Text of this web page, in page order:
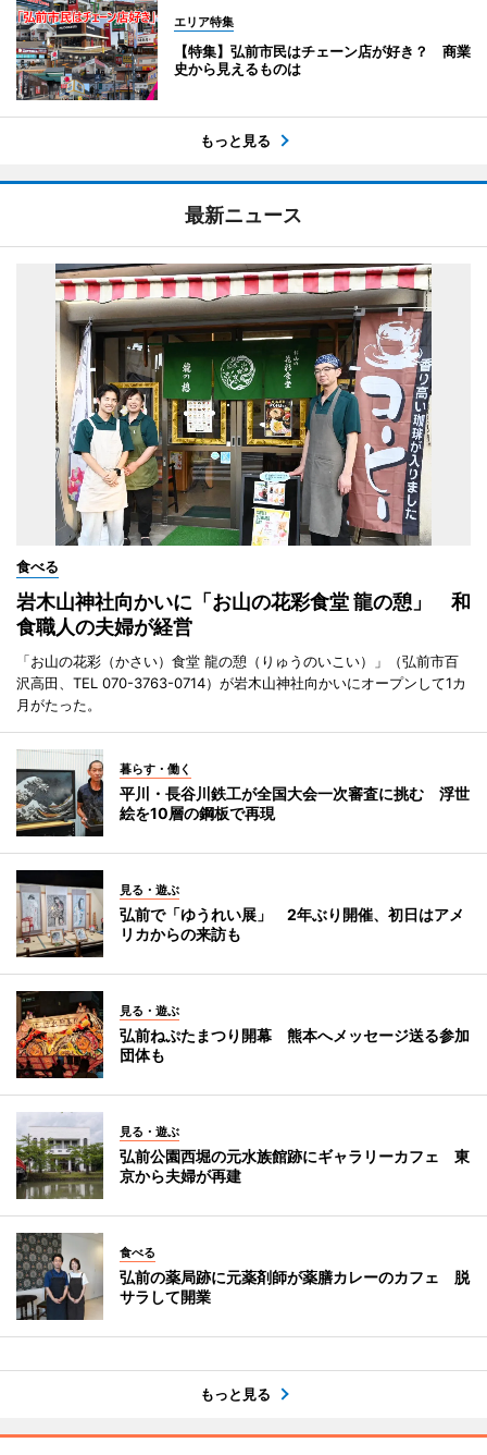
エリア特集
【特集】弘前市民はチェーン店が好き？ 商業
史から見えるものは
もっと見る
最新ニュース
食べる
岩木山神社向かいに「お山の花彩食堂 龍の憩」 和
食職人の夫婦が経営
「お山の花彩（かさい）食堂 龍の憩（りゅうのいこい）」（弘前市百
沢高田、TEL 070-3763-0714）が岩木山神社向かいにオープンして1カ
月がたった。
暮らす・働く
平川・長谷川鉄工が全国大会一次審査に挑む 浮世
絵を10層の鋼板で再現
見る・遊ぶ
弘前で「ゆうれい展」 2年ぶり開催、初日はアメ
リカからの来訪も
見る・遊ぶ
弘前ねぷたまつり開幕 熊本へメッセージ送る参加
団体も
見る・遊ぶ
弘前公園西堀の元水族館跡にギャラリーカフェ 東
京から夫婦が再建
食べる
弘前の薬局跡に元薬剤師が薬膳カレーのカフェ 脱
サラして開業
もっと見る